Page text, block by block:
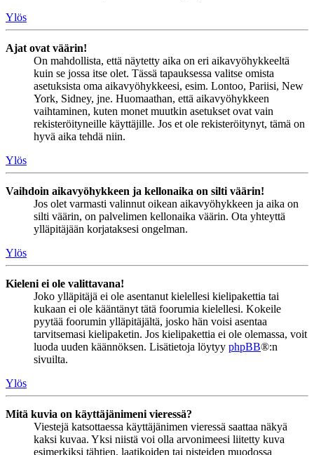
Ylös
Ajat ovat väärin!
On mahdollista, että näytetty aika on eri aikavyöhykkeeltä
kuin se jossa itse olet. Tässä tapauksessa valitse omista
asetuksista oma aikavyöhykkeesi, esim. Lontoo, Pariisi, New
York, Sidney, jne. Huomaathan, että aikavyöhykkeen
vaihtaminen, kuten monet muutkin asetukset ovat vain
rekisteröityneille käyttäjille. Jos et ole rekisteröitynyt, tämä on
hyvä aika tehdä niin.
Ylös
Vaihdoin aikavyöhykkeen ja kellonaika on silti väärin!
Jos olet varmasti valinnut oikean aikavyöhykkeen ja aika on
silti väärin, on palvelimen kellonaika väärin. Ota yhteyttä
ylläpitäjään korjataksesi ongelman.
Ylös
Kieleni ei ole valittavana!
Joko ylläpitäjä ei ole asentanut kielellesi kielipakettia tai
kukaan ei ole kääntänyt tätä foorumia kielellesi. Kokeile
pyytää foorumin ylläpitäjältä, josko hän voisi asentaa
tarvitsemasi kielipaketin. Jos kielipakettia ei ole olemassa, voit
luoda uuden käännöksen. Lisätietoja löytyy phpBB®:n
sivuilta.
Ylös
Mitä kuvia on käyttäjänimeni vieressä?
Viestejä katsottaessa käyttäjänimen vieressä saattaa näkyä
kaksi kuvaa. Yksi niistä voi olla arvonimeesi liitetty kuva
esimerkiksi tähtien, laatikoiden tai pisteiden muodossa